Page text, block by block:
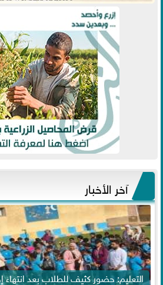
آخر الأخبار
التعليم: حضور كثيف للطلاب بعد انتهاء